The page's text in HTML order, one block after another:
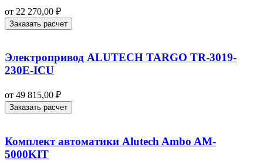
от 22 270,00 ₽
Заказать расчет
Электропривод ALUTECH TARGO TR-3019-
230E-ICU
от 49 815,00 ₽
Заказать расчет
Комплект автоматики Alutech Ambo AM-
5000KIT